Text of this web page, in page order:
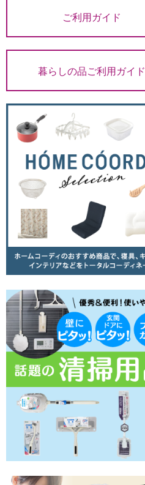
ご利用ガイド
暮らしの品ご利用ガイド